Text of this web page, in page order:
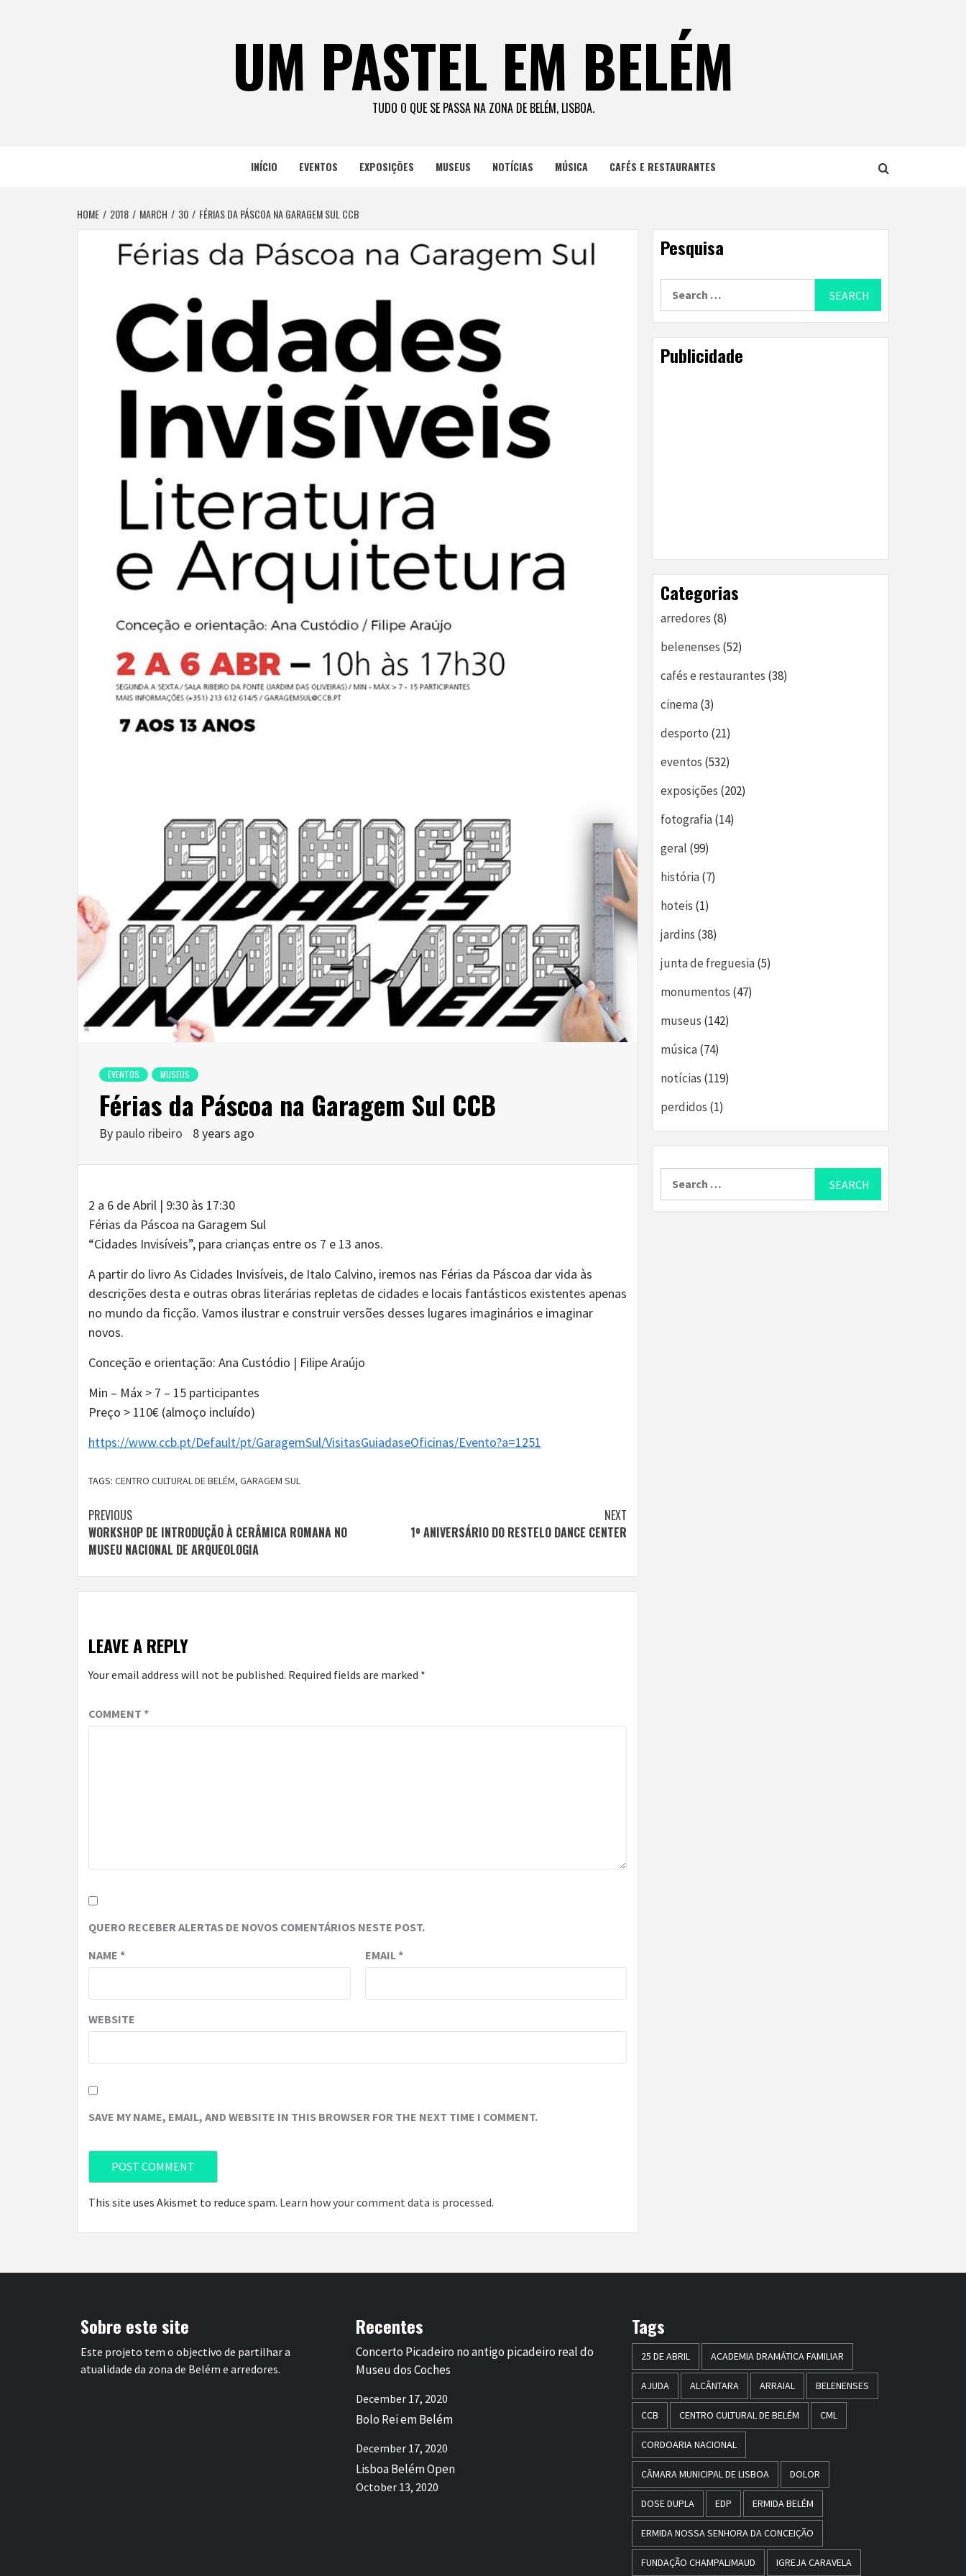
UM PASTEL EM BELÉM
TUDO O QUE SE PASSA NA ZONA DE BELÉM, LISBOA.
INÍCIO EVENTOS EXPOSIÇÕES MUSEUS NOTÍCIAS MÚSICA CAFÉS E RESTAURANTES
HOME 2018 MARCH 30 FÉRIAS DA PÁSCOA NA GARAGEM SUL CCB
EVENTOS MUSEUS
Férias da Páscoa na Garagem Sul CCB
By paulo ribeiro 8 years ago
2 a 6 de Abril | 9:30 às 17:30
Férias da Páscoa na Garagem Sul
“Cidades Invisíveis”, para crianças entre os 7 e 13 anos.
A partir do livro As Cidades Invisíveis, de Italo Calvino, iremos nas Férias da Páscoa dar vida às
descrições desta e outras obras literárias repletas de cidades e locais fantásticos existentes apenas
no mundo da ficção. Vamos ilustrar e construir versões desses lugares imaginários e imaginar
novos.
Conceção e orientação: Ana Custódio | Filipe Araújo
Min – Máx > 7 – 15 participantes
Preço > 110€ (almoço incluído)
https://www.ccb.pt/Default/pt/GaragemSul/VisitasGuiadaseOficinas/Evento?a=1251
TAGS: CENTRO CULTURAL DE BELÉM, GARAGEM SUL
Continue
Reading
PREVIOUS
WORKSHOP DE INTRODUÇÃO À CERÂMICA ROMANA NO
MUSEU NACIONAL DE ARQUEOLOGIA
NEXT
1º ANIVERSÁRIO DO RESTELO DANCE CENTER
LEAVE A REPLY
Your email address will not be published. Required fields are marked *
COMMENT *
QUERO RECEBER ALERTAS DE NOVOS COMENTÁRIOS NESTE POST.
NAME * EMAIL*
WEBSITE
SAVE MY NAME, EMAIL, AND WEBSITE IN THIS BROWSER FOR THE NEXT TIME I COMMENT.
This site uses Akismet to reduce spam. Learn how your comment data is processed.
Pesquisa
Publicidade
Categorias
arredores (8)
belenenses (52)
cafés e restaurantes (38)
cinema(3)
desporto (21)
eventos (532)
exposições (202)
fotografia(14)
geral (99)
história(7)
hoteis (1)
jardins (38)
junta de freguesia(5)
monumentos (47)
museus (142)
música(74)
notícias (119)
perdidos (1)
Sobre este site
Este projeto tem o objectivo de partilhar a
atualidade da zona de Belém e arredores.
Recentes
Concerto Picadeiro no antigo picadeiro real do
Museu dos Coches
December 17, 2020
Bolo Rei em Belém
December 17, 2020
Lisboa Belém Open
October 13, 2020
Tags
25 DE ABRIL ACADEMIA DRAMÁTICA FAMILIAR
AJUDA ALCÂNTARA ARRAIAL BELENENSES
CCB CENTRO CULTURAL DE BELÉM CML
CORDOARIA NACIONAL
CÂMARA MUNICIPAL DE LISBOA DOLOR
DOSE DUPLA EDP ERMIDA BELÉM
ERMIDA NOSSA SENHORA DA CONCEIÇÃO
FUNDAÇÃO CHAMPALIMAUD IGREJA CARAVELA